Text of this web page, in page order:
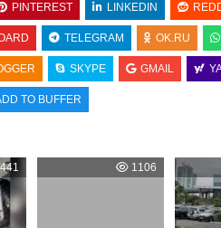
PINTEREST LINKEDIN
TELEGRAM OK.RU
SKYPE GMAIL
TO BUFFER
1106